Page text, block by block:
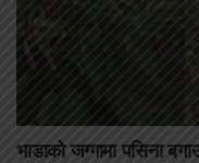
भाडाको जग्गामा पसिना